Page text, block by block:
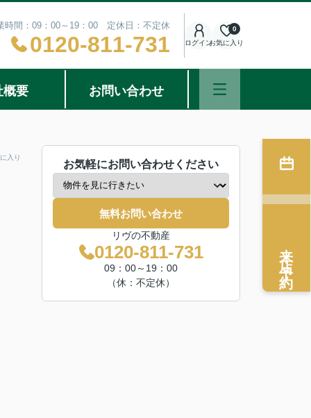
時間：09：00～19：00 定休日：不定休
0120-811-731 ログインお気に入り
0
概要 お問い合わせ
入り
お気軽にお問い合わせください
無料お問い合わせ
リヴの不動産
0120-811-731
09：00～19：00
（休：不定休）
来店予約